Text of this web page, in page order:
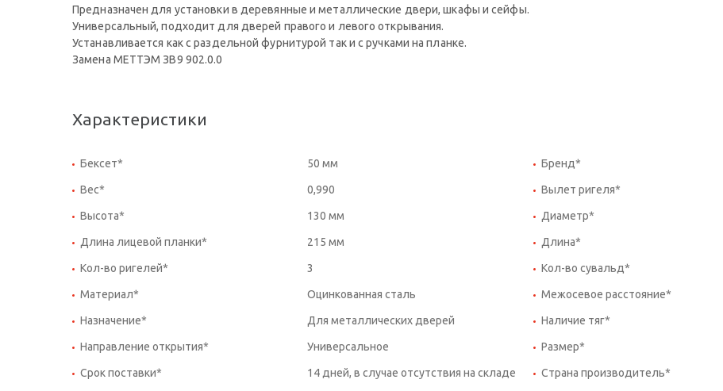
Предназначен для установки в деревянные и металлические двери, шкафы и сейфы.
Универсальный, подходит для дверей правого и левого открывания.
Устанавливается как с раздельной фурнитурой так и с ручками на планке.
Замена МЕТТЭМ ЗВ9 902.0.0
Характеристики
Бексет* 50 мм Бренд*
Вес* 0,990 Вылет ригеля*
Высота* 130 мм Диаметр*
Длина лицевой планки* 215 мм Длина*
Кол-во ригелей* 3 Кол-во сувальд*
Материал* Оцинкованная сталь Межосевое расстояние*
Назначение* Для металлических дверей Наличие тяг*
Направление открытия* Универсальное Размер*
Срок поставки* 14 дней, в случае отсутствия на складе Страна производитель*